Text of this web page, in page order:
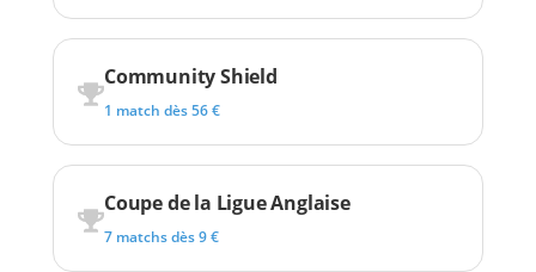
Community Shield
1 match dès 56 €
Coupe de la Ligue Anglaise
7 matchs dès 9 €